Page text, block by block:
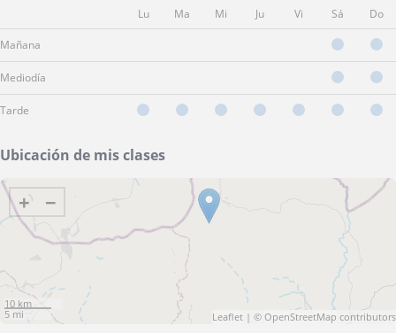
Lu Ma Mi Ju Vi Sá Do
Mañana
Mediodía
Tarde
Ubicación de mis clases
+ −
10 km
5 mi
Leaflet | © OpenStreetMap contributors